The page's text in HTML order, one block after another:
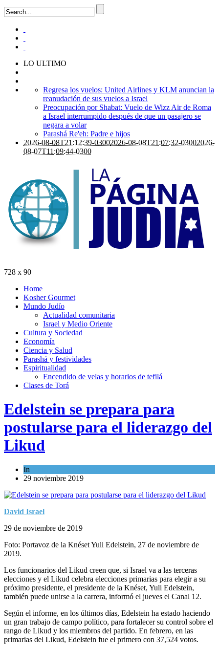
LO ULTIMO
Regresa los vuelos: United Airlines y KLM anuncian la
reanudación de sus vuelos a Israel
Preocupación por Shabat: Vuelo de Wizz Air de Roma
a Israel interrumpido después de que un pasajero se
negara a volar
Parashá Re'eh: Padre e hijos
2026-08-08T21:12:39-03002026-08-08T21:07:32-03002026-
08-07T11:09:44-0300
728 x 90
Home
Kosher Gourmet
Mundo Judío
Actualidad comunitaria
Israel y Medio Oriente
Cultura y Sociedad
Economía
Ciencia y Salud
Parashá y festividades
Espiritualidad
Encendido de velas y horarios de tefilá
Clases de Torá
Edelstein se prepara para
postularse para el liderazgo del
Likud
In
29 noviembre 2019
David Israel
29 de noviembre de 2019
Foto: Portavoz de la Knéset Yuli Edelstein, 27 de noviembre de
2019.
Los funcionarios del Likud creen que, si Israel va a las terceras
elecciones y el Likud celebra elecciones primarias para elegir a su
próximo presidente, el presidente de la Knéset, Yuli Edelstein,
también puede unirse a la carrera, informó el jueves el Canal 12.
Según el informe, en los últimos días, Edelstein ha estado haciendo
un gran trabajo de campo político, para fortalecer su control sobre el
rango de Likud y los miembros del partido. En febrero, en las
primarias del Likud, Edelstein fue el primero con 37,524 votos.